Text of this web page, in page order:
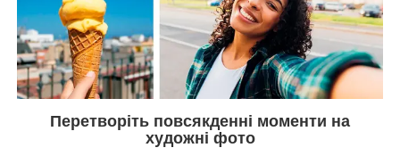
Перетворіть повсякденні моменти на
художні фото